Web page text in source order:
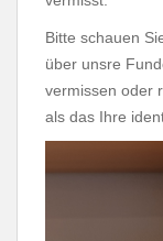
Bitte schauen
über unsre
vermissen oder
als das Ihre